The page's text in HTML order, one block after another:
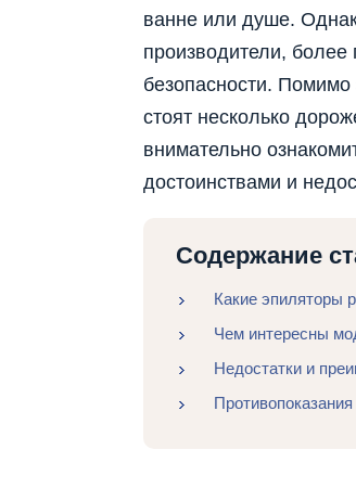
ванне или душе.
производители, более
безопасности. Помимо
стоят несколько
внимательно
достоинствами и
Содержание
Какие эпиляторы
Чем интересны
Недостатки и